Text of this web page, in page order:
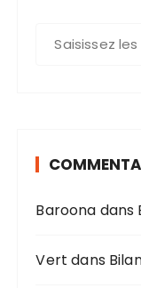
e
o
Baroona dans
Vert dans